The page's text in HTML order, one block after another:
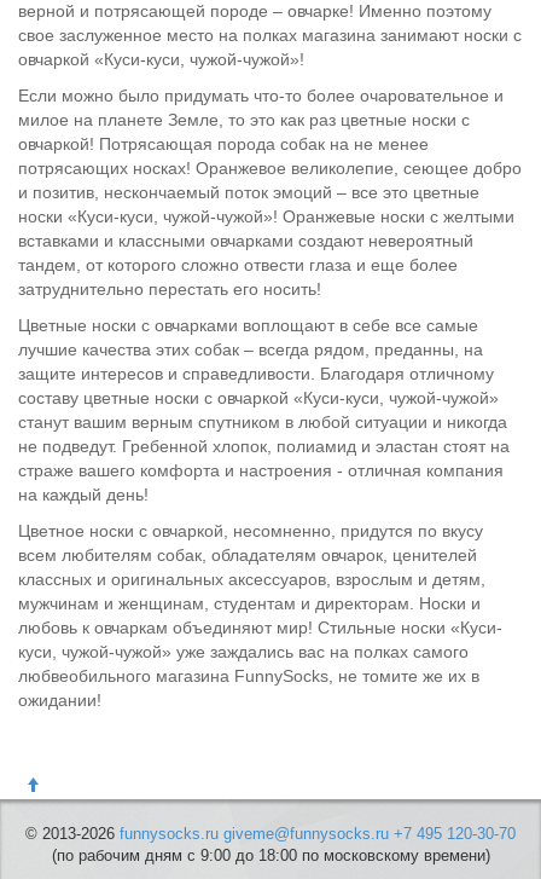
верной и потрясающей породе – овчарке! Именно поэтому
свое заслуженное место на полках магазина занимают носки с
овчаркой «Куси-куси, чужой-чужой»!
Если можно было придумать что-то более очаровательное и
милое на планете Земле, то это как раз цветные носки с
овчаркой! Потрясающая порода собак на не менее
потрясающих носках! Оранжевое великолепие, сеющее добро
и позитив, нескончаемый поток эмоций – все это цветные
носки «Куси-куси, чужой-чужой»! Оранжевые носки с желтыми
вставками и классными овчарками создают невероятный
тандем, от которого сложно отвести глаза и еще более
затруднительно перестать его носить!
Цветные носки с овчарками воплощают в себе все самые
лучшие качества этих собак – всегда рядом, преданны, на
защите интересов и справедливости. Благодаря отличному
составу цветные носки с овчаркой «Куси-куси, чужой-чужой»
станут вашим верным спутником в любой ситуации и никогда
не подведут. Гребенной хлопок, полиамид и эластан стоят на
страже вашего комфорта и настроения - отличная компания
на каждый день!
Цветное носки с овчаркой, несомненно, придутся по вкусу
всем любителям собак, обладателям овчарок, ценителей
классных и оригинальных аксессуаров, взрослым и детям,
мужчинам и женщинам, студентам и директорам. Носки и
любовь к овчаркам объединяют мир! Стильные носки «Куси-
куси, чужой-чужой» уже заждались вас на полках самого
любвеобильного магазина FunnySocks, не томите же их в
ожидании!
© 2013-2026 funnysocks.ru giveme@funnysocks.ru +7 495 120-30-70
(по рабочим дням с 9:00 до 18:00 по московскому времени)